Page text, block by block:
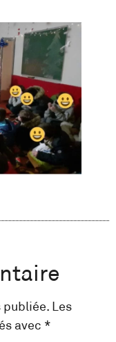
publiée. Les
avec *